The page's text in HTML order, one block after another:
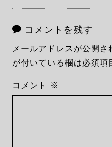
コメントを残す
メールアドレスが公開さ
が付いている欄は必須項
コメント ※